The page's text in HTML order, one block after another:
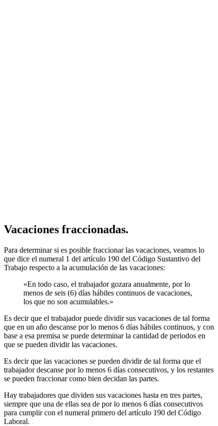
Vacaciones fraccionadas.
Para determinar si es posible fraccionar las vacaciones, veamos lo
que dice el numeral 1 del artículo 190 del Código Sustantivo del
Trabajo respecto a la acumulación de las vacaciones:
«En todo caso, el trabajador gozara anualmente, por lo
menos de seis (6) días hábiles continuos de vacaciones,
los que no son acumulables.»
Es decir que el trabajador puede dividir sus vacaciones de tal forma
que en un año descanse por lo menos 6 días hábiles continuos, y con
base a esa premisa se puede determinar la cantidad de periodos en
que se pueden dividir las vacaciones.
Es decir que las vacaciones se pueden dividir de tal forma que el
trabajador descanse por lo menos 6 días consecutivos, y los restantes
se pueden fraccionar como bien decidan las partes.
Hay trabajadores que dividen sus vacaciones hasta en tres partes,
siempre que una de ellas sea de por lo menos 6 días consecutivos
para cumplir con el numeral primero del artículo 190 del Código
Laboral.